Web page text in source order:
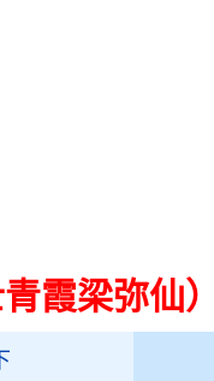
霞梁弥仙）